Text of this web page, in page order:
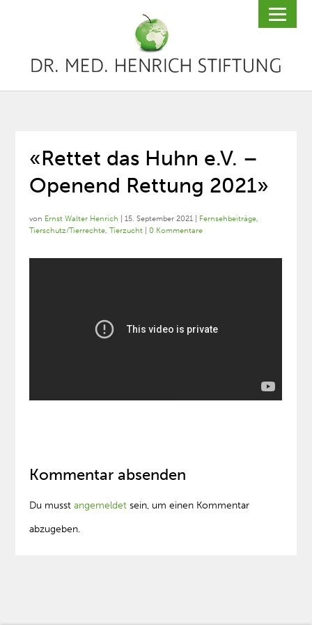
«Rettet das Huhn e.V. –
Openend Rettung 2021»
von Ernst Walter Henrich |15. September 2021 Fernsehbeiträge,
Tierschutz/Tierrechte,Tierzucht |0 Kommentare
Kommentar absenden
Du musstangemeldet sein, um einen Kommentar
abzugeben.